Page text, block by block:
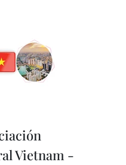
Vietnam -